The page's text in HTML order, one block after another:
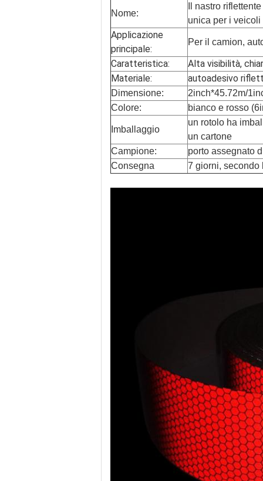
Nome:
Il nastro
unica per i veicoli
Applicazione
principale:
Per il camion,
Caratteristica:
Alta visibilità,
Materiale:
autoadesivo
Dimensione:
2inch*45.72m/
Colore:
bianco e rosso
Imballaggio
un rotolo ha
un cartone
Campione:
porto assegnato
Consegna
7 giorni, secondo